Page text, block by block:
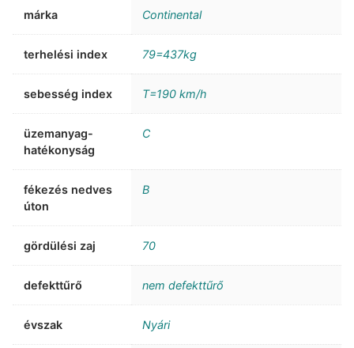
márka Continental
terhelési index 79=437kg
sebesség index T=190 km/h
üzemanyag-
hatékonyság
C
fékezés nedves
úton
B
gördülési zaj 70
defekttűrő nem defekttűrő
évszak Nyári